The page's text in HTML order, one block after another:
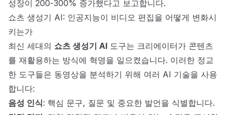
성장이 200-300% 증가했다고 보고합니다.
쇼츠 생성기 AI: 인공지능이 비디오 편집을 어떻게 변화시
키는가
최신 세대의 쇼츠 생성기 AI 도구는 크리에이터가 콘텐츠
를 재활용하는 방식에 혁명을 일으켰습니다. 이러한 정교
한 도구들은 동영상을 분석하기 위해 여러 AI 기술을 사용
합니다:
음성 인식: 핵심 문구, 질문 및 중요한 발언을 식별합니다.